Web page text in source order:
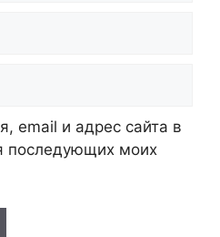
email и адрес сайта в
последующих моих